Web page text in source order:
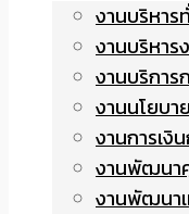
งานบริหาร
งานบริหาร
งานบริการ
งานนโยบ
งานการเงิ
งานพัฒนา
งานพัฒนา